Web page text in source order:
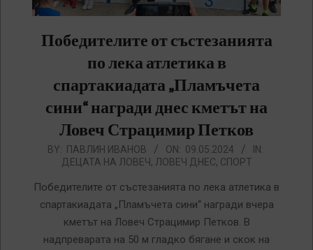
Победителите от състезанията
по лека атлетика в
спартакиадата „Пламъчета
сини“ награди днес кметът на
Ловеч Страцимир Петков
2024-
09
BY: ПАВЛИН ИВАНОВ ON: 09.05.2024
IN:
ДЕЦАТА НА ЛОВЕЧ, ЛОВЕЧ ДНЕС, СПОРТ
Победителите от състезанията по лека атлетика в
спартакиадата „Пламъчета сини“ награди вчера
кметът на Ловеч Страцимир Петков. В
надпреварата на 50 м гладко бягане и скок на